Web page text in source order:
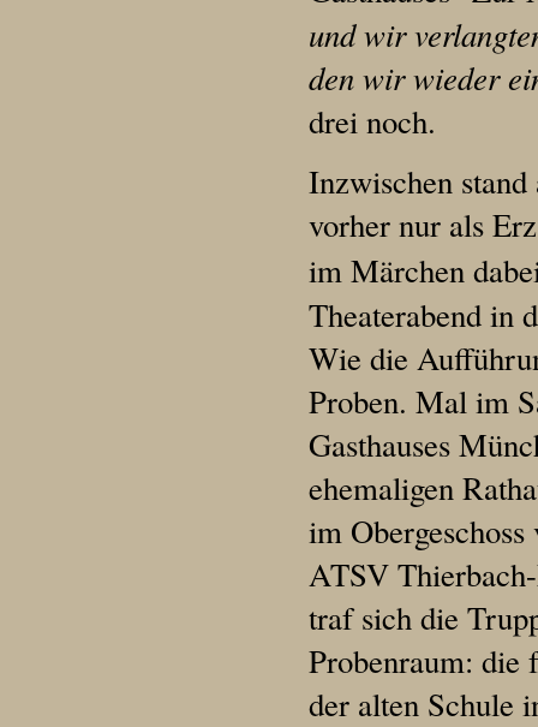
und wir
den wir wieder
drei noch.
Inzwischen
vorher nur als
im Märchen
Theaterabend in
Wie die
Proben. Mal im
Gasthauses
ehemaligen
im
ATSV
traf sich die
Probenraum: die
der alten Schule